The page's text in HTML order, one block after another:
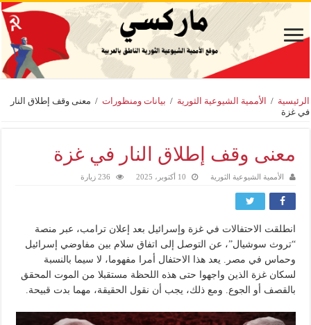
الرئيسية / الأممية الشيوعية الثورية / بيانات ومنظورات / معنى وقف إطلاق النار
في غزة
معنى وقف إطلاق النار في غزة
الأممية الشيوعية الثورية 10 أكتوبر، 2025 236 زيارة
انطلقت الاحتفالات في غزة وإسرائيل بعد إعلان ترامب، عبر منصة
“تروث سوشيال”، عن التوصل إلى اتفاق سلام بين مفاوضي إسرائيل
وحماس في مصر. يعد هذا الاحتفال أمرا مفهوما، لا سيما بالنسبة
لسكان غزة الذين واجهوا حتى هذه اللحظة مستقبلا من الموت المحقق
بالقصف أو الجوع. ومع ذلك، يجب أن نقول الحقيقة، مهما بدت قبيحة.